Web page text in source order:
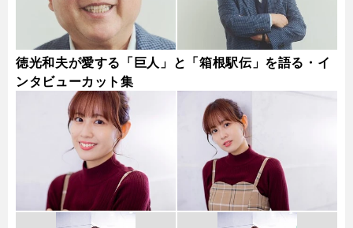
徳光和夫が愛する「巨人」と「箱根駅伝」を語る・イ
ンタビューカット集